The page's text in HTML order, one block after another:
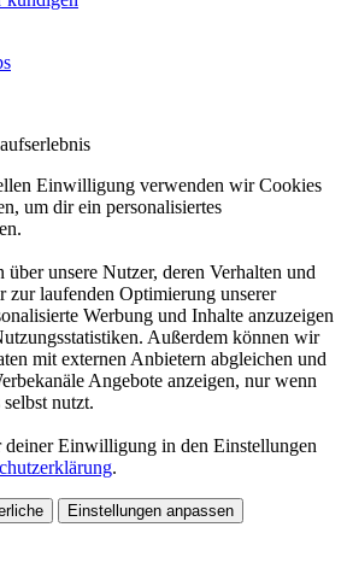
Einwilligung verwenden wir Cookies
um dir ein personalisiertes
unsere Nutzer, deren Verhalten und
zur laufenden Optimierung unserer
Werbung und Inhalte anzuzeigen
Außerdem können wir
mit externen Anbietern abgleichen und
Angebote anzeigen, nur wenn
nutzt.
Einwilligung in den Einstellungen
.
Einstellungen anpassen